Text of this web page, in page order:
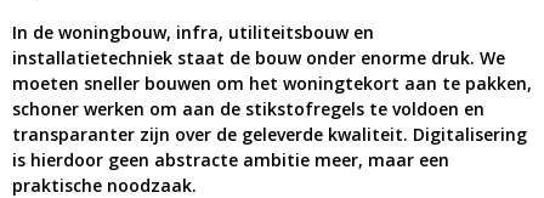
In de woningbouw, infra, utiliteitsbouw en
installatietechniek staat de bouw onder enorme druk. We
moeten sneller bouwen om het woningtekort aan te pakken,
schoner werken om aan de stikstofregels te voldoen en
transparanter zijn over de geleverde kwaliteit. Digitalisering
is hierdoor geen abstracte ambitie meer, maar een
praktische noodzaak.